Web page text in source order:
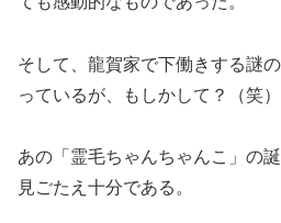
そして、龍賀家で下働きする謎
っているが、もしかして？（笑）
あの「霊毛ちゃんちゃんこ」の
見ごたえ十分である。